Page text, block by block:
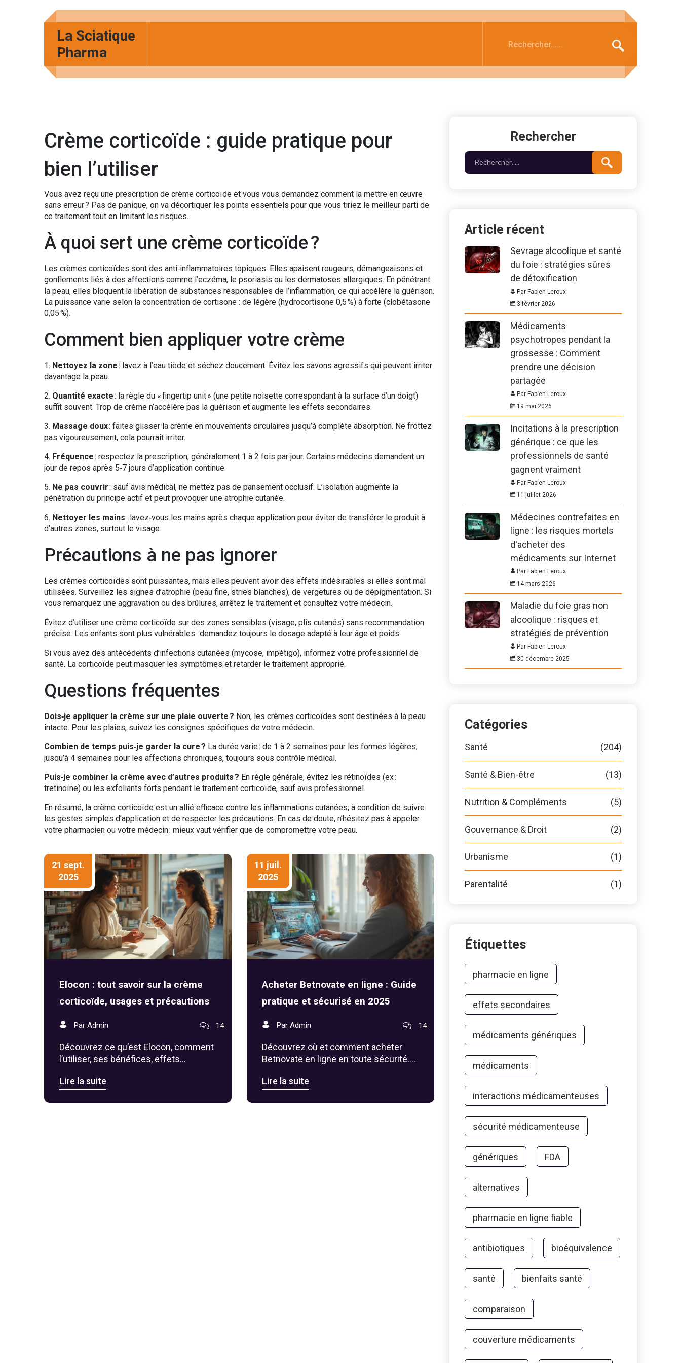
La Sciatique
Pharma
Crème corticoïde : guide pratique pour
bien l’utiliser
Vous avez reçu une prescription de crème corticoïde et vous vous demandez comment la mettre en œuvre
sans erreur ? Pas de panique, on va décortiquer les points essentiels pour que vous tiriez le meilleur parti de
ce traitement tout en limitant les risques.
À quoi sert une crème corticoïde ?
Les crèmes corticoïdes sont des anti‑inflammatoires topiques. Elles apaisent rougeurs, démangeaisons et
gonflements liés à des affections comme l’eczéma, le psoriasis ou les dermatoses allergiques. En pénétrant
la peau, elles bloquent la libération de substances responsables de l’inflammation, ce qui accélère la guérison.
La puissance varie selon la concentration de cortisone : de légère (hydrocortisone 0,5 %) à forte (clobétasone
0,05 %).
Comment bien appliquer votre crème
1. Nettoyez la zone: lavez à l’eau tiède et séchez doucement. Évitez les savons agressifs qui peuvent irriter
davantage la peau.
2. Quantité exacte: la règle du « fingertip unit » (une petite noisette correspondant à la surface d’un doigt)
suffit souvent. Trop de crème n’accélère pas la guérison et augmente les effets secondaires.
3. Massage doux: faites glisser la crème en mouvements circulaires jusqu’à complète absorption. Ne frottez
pas vigoureusement, cela pourrait irriter.
4. Fréquence: respectez la prescription, généralement 1 à 2 fois par jour. Certains médecins demandent un
jour de repos après 5‑7 jours d’application continue.
5. Ne pas couvrir: sauf avis médical, ne mettez pas de pansement occlusif. L’isolation augmente la
pénétration du principe actif et peut provoquer une atrophie cutanée.
6. Nettoyer les mains: lavez‑vous les mains après chaque application pour éviter de transférer le produit à
d’autres zones, surtout le visage.
Précautions à ne pas ignorer
Les crèmes corticoïdes sont puissantes, mais elles peuvent avoir des effets indésirables si elles sont mal
utilisées. Surveillez les signes d’atrophie (peau fine, stries blanches), de vergetures ou de dépigmentation. Si
vous remarquez une aggravation ou des brûlures, arrêtez le traitement et consultez votre médecin.
Évitez d’utiliser une crème corticoïde sur des zones sensibles (visage, plis cutanés) sans recommandation
précise. Les enfants sont plus vulnérables : demandez toujours le dosage adapté à leur âge et poids.
Si vous avez des antécédents d’infections cutanées (mycose, impétigo), informez votre professionnel de
santé. La corticoïde peut masquer les symptômes et retarder le traitement approprié.
Questions fréquentes
Dois‑je appliquer la crème sur une plaie ouverte ? Non, les crèmes corticoïdes sont destinées à la peau
intacte. Pour les plaies, suivez les consignes spécifiques de votre médecin.
Combien de temps puis‑je garder la cure ? La durée varie : de 1 à 2 semaines pour les formes légères,
jusqu’à 4 semaines pour les affections chroniques, toujours sous contrôle médical.
Puis‑je combiner la crème avec d’autres produits ? En règle générale, évitez les rétinoïdes (ex :
tretinoïne) ou les exfoliants forts pendant le traitement corticoïde, sauf avis professionnel.
En résumé, la crème corticoïde est un allié efficace contre les inflammations cutanées, à condition de suivre
les gestes simples d’application et de respecter les précautions. En cas de doute, n’hésitez pas à appeler
votre pharmacien ou votre médecin : mieux vaut vérifier que de compromettre votre peau.
21 sept.
2025
Elocon : tout savoir sur la crème
corticoïde, usages et précautions
Par Admin 14
Découvrez ce qu’est Elocon, comment
l’utiliser, ses bénéfices, effets
complet pour les patients.
Lire la suite
11 juil.
2025
Acheter Betnovate en ligne : Guide
pratique et sécurisé en 2025
Par Admin 14
Découvrez où et comment acheter
Betnovate en ligne en toute sécurité.
recommandations pour profiter au mieux
Lire la suite
Rechercher
Article récent
Sevrage alcoolique et santé
du foie : stratégies sûres
de détoxification
Par Fabien Leroux
3 février 2026
Médicaments
psychotropes pendant la
grossesse : Comment
prendre une décision
partagée
Par Fabien Leroux
19 mai 2026
Incitations à la prescription
générique : ce que les
professionnels de santé
gagnent vraiment
Par Fabien Leroux
11 juillet 2026
Médecines contrefaites en
ligne : les risques mortels
d'acheter des
médicaments sur Internet
Par Fabien Leroux
14 mars 2026
Maladie du foie gras non
alcoolique : risques et
stratégies de prévention
Par Fabien Leroux
30 décembre 2025
Catégories
Santé (204)
Santé & Bien-être (13)
Nutrition & Compléments (5)
Gouvernance & Droit (2)
Urbanisme (1)
Parentalité (1)
Étiquettes
pharmacie en ligne
effets secondaires
médicaments génériques
médicaments
interactions médicamenteuses
sécurité médicamenteuse
génériques FDA
alternatives
pharmacie en ligne fiable
antibiotiques bioéquivalence
santé bienfaits santé
comparaison
couverture médicaments